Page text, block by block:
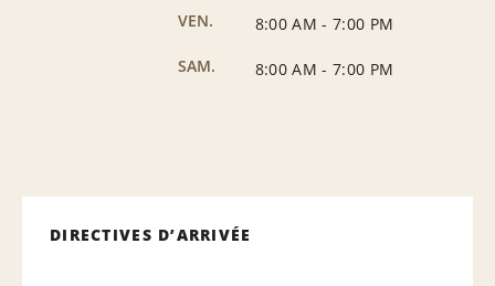
VEN.
8:00 AM - 7:00 PM
SAM.
8:00 AM - 7:00 PM
DIRECTIVES D’ARRIVÉE